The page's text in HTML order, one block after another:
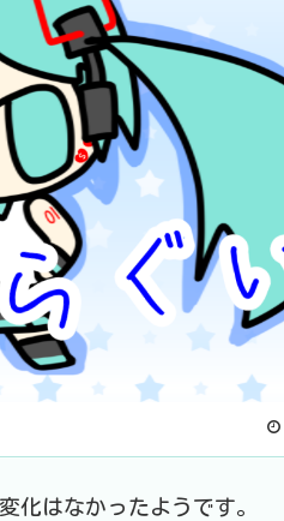
化はなかったようです。